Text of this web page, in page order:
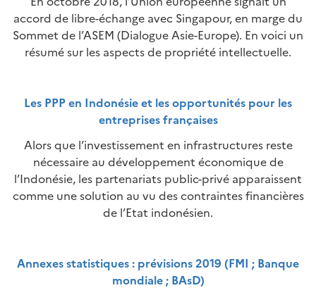
accord de libre-échange avec Singapour, en marge du
Sommet de l’ASEM (Dialogue Asie-Europe). En voici un
résumé sur les aspects de propriété intellectuelle.
Les PPP en Indonésie et les opportunités pour les
entreprises françaises
Alors que l’investissement en infrastructures reste
nécessaire au développement économique de
l’Indonésie, les partenariats public-privé apparaissent
comme une solution au vu des contraintes financières
de l’Etat indonésien.
Annexes statistiques : prévisions 2019 (FMI ; Banque
mondiale ; BAsD)